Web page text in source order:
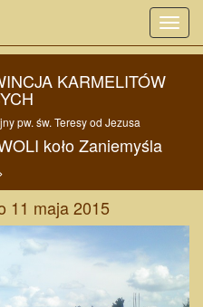
KARMELITÓW
pw. św. Teresy od Jezusa
kołoZaniemyśla
11 maja 2015